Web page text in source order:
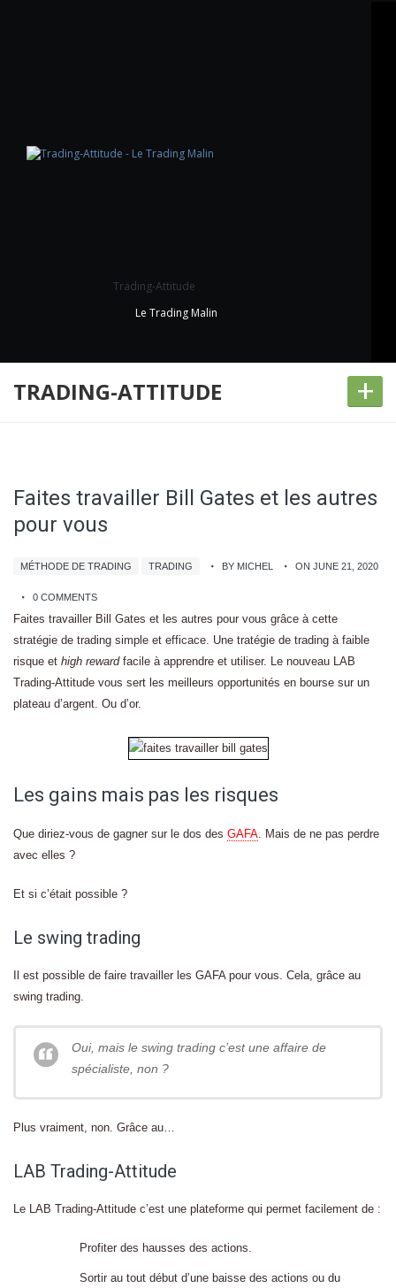
Trading-Attitude
Le Trading Malin
TRADING-ATTITUDE +
Faites travailler Bill Gates et les autres
pour vous
MÉTHODE DE TRADING TRADING BY MICHEL ON JUNE 21, 2020
0 COMMENTS
Faites travailler Bill Gates et les autres pour vous grâce à cette
stratégie de trading simple et efficace. Une tratégie de trading à faible
risque et high rewardfacile à apprendre et utiliser. Le nouveau LAB
Trading-Attitude vous sert les meilleurs opportunités en bourse sur un
plateau d’argent. Ou d’or.
Les gains mais pas les risques
Que diriez-vous de gagner sur le dos des GAFA. Mais de ne pas perdre
avec elles ?
Et si c’était possible ?
Le swing trading
Il est possible de faire travailler les GAFA pour vous. Cela, grâce au
swing trading.
Oui, mais le swing trading c’est une affaire de
spécialiste, non ?
Plus vraiment, non. Grâce au…
LAB Trading-Attitude
Le LAB Trading-Attitude c’est une plateforme qui permet facilement de :
Profiter des hausses des actions.
Sortir au tout début d’une baisse des actions ou du